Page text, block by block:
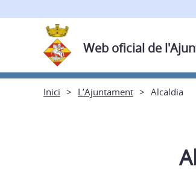
Web oficial de
Inici L’Ajuntament Alcaldia